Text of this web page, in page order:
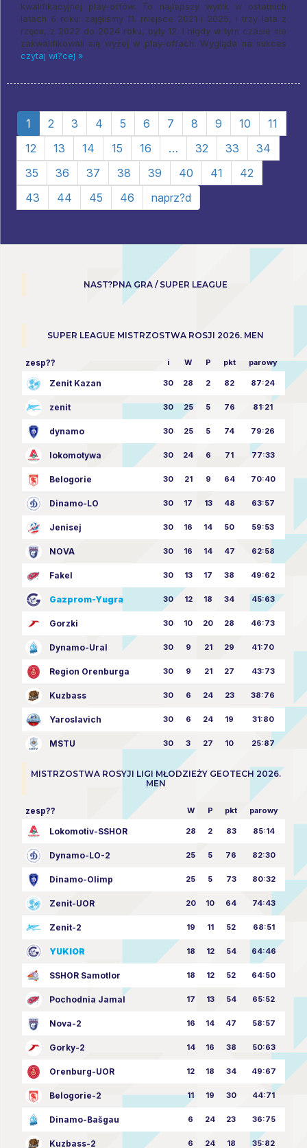
kwalifikacyjnej play-offów. To najlepszy wynik w ostatnich
latach 6 roku: zajęliśmy 11. miejsce 2021 i 2025, i trzy lata z
rzędu, z 2022 do 2024 roku, były 12. I nigdy w tym czasie nie
zakwalifikowali się wyżej w play-offach. Wygląda na sukces
czytaj wi?cej »
1 2 3 4 5 6 7 8 9 10
11
12
13 14 15 16 … 32 33
34
35
36 37 38 39 40 41
42
43
44 45 46 naprz?d
NAST?PNA GRA / SUPER LEAGUE
SUPER LEAGUE MISTRZOSTWA ROSJI 2026. MEN
zesp?? i W P pkt parowy
Zenit Kazan 30 28 2 82 87:24
zenit 30 25 5 76 81:21
dynamo 30 25 5 74 79:26
lokomotywa 30 24 6 71 77:33
Belogorie 30 21 9 64 70:40
Dinamo-LO 30 17 13 48 63:57
Jenisej 30 16 14 50 59:53
NOVA 30 16 14 47 62:58
Fakel 30 13 17 38 49:62
Gazprom-Yugra 30 12 18 34 45:63
Gorzki 30 10 20 28 46:73
Dynamo-Ural 30 9 21 29 41:70
Region Orenburga 30 9 21 27 43:73
Kuzbass 30 6 24 23 38:76
Yaroslavich 30 6 24 19 31:80
MSTU 30 3 27 10 25:87
MISTRZOSTWA ROSYJI LIGI MŁODZIEŻY GEOTECH 2026.
MEN
zesp?? W P pkt parowy
Lokomotiv-SSHOR 28 2 83 85:14
Dynamo-LO-2 25 5 76 82:30
Dinamo-Olimp 25 5 73 80:32
Zenit-UOR 20 10 64 74:43
Zenit-2 19 11 52 68:51
YUKIOR 18 12 54 64:46
SSHOR Samotlor 18 12 52 64:50
Pochodnia Jamal 17 13 54 65:52
Nova-2 16 14 47 58:57
Gorky-2 14 16 38 50:63
Orenburg-UOR 12 18 34 49:67
Belogorie-2 11 19 30 44:71
Dinamo-Bašgau 6 24 23 36:75
Kuzbass-2 6 24 18 35:82